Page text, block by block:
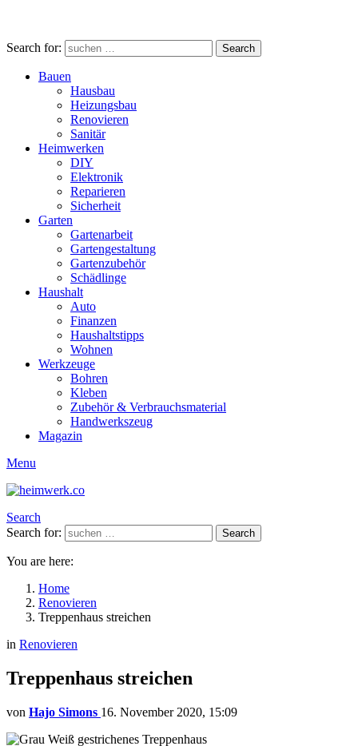
Search for: Search
Bauen
Hausbau
Heizungsbau
Renovieren
Sanitär
Heimwerken
DIY
Elektronik
Reparieren
Sicherheit
Garten
Gartenarbeit
Gartengestaltung
Gartenzubehör
Schädlinge
Haushalt
Auto
Finanzen
Haushaltstipps
Wohnen
Werkzeuge
Bohren
Kleben
Zubehör & Verbrauchsmaterial
Handwerkszeug
Magazin
Menu
Search
Search for:
Search
You are here:
Home
Renovieren
Treppenhaus streichen
in Renovieren
Treppenhaus streichen
von Hajo Simons 16. November 2020, 15:09